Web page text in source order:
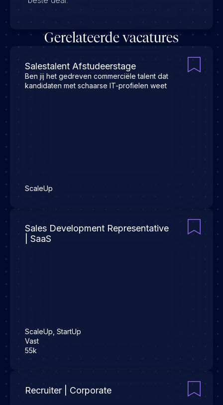
Gerelateerde vacatures
Salestalent Afstudeerstage
Ben jij het gedreven commerciële talent dat
kandidaten met schaarse IT-profielen weet
ScaleUp
Sales Development Representative
| SaaS
ScaleUp, StartUp
Vast
55k
Recruiter | Corporate